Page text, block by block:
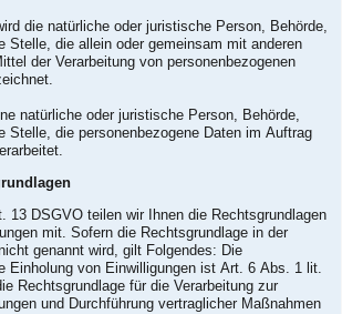
die natürliche oder juristische Person, Behörde,
Stelle, die allein oder gemeinsam mit anderen
der Verarbeitung von personenbezogenen
natürliche oder juristische Person, Behörde,
Stelle, die personenbezogene Daten im Auftrag
13 DSGVO teilen wir Ihnen die Rechtsgrundlagen
mit. Sofern die Rechtsgrundlage in der
genannt wird, gilt Folgendes: Die
Einholung von Einwilligungen ist Art. 6 Abs. 1 lit.
Rechtsgrundlage für die Verarbeitung zur
und Durchführung vertraglicher Maßnahmen